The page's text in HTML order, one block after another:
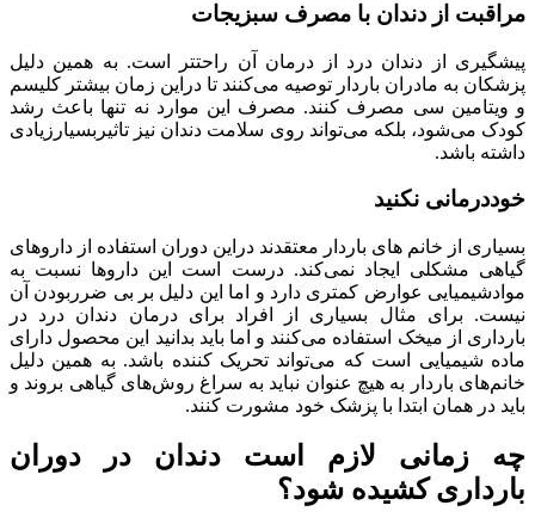
مراقبت از دندان با مصرف سبزیجات
پیشگیری از دندان درد از درمان آن راحتتر است. به همین دلیل
پزشکان به مادران باردار توصیه می‌کنند تا دراین زمان بیشتر کلیسم
و ویتامین سی مصرف کنند. مصرف این موارد نه تنها باعث رشد
کودک می‌شود، بلکه می‌تواند روی سلامت دندان نیز تاثیربسیارزیادی
داشته باشد.
خوددرمانی نکنید
بسیاری از خانم های باردار معتقدند دراین دوران استفاده از داروهای
گیاهی مشکلی ایجاد نمی‌کند. درست است این داروها نسبت به
موادشیمیایی عوارض کمتری دارد و اما این دلیل بر بی ضرربودن آن
نیست. برای مثال بسیاری از افراد برای درمان دندان درد در
بارداری از میخک استفاده می‌کنند و اما باید بدانید این محصول دارای
ماده شیمیایی است که می‌تواند تحریک کننده باشد. به همین دلیل
خانم‌های باردار به هیچ عنوان نباید به سراغ روش‌های گیاهی بروند و
باید در همان ابتدا با پزشک خود مشورت کنند.
چه زمانی لازم است دندان در دوران
بارداری کشیده شود؟